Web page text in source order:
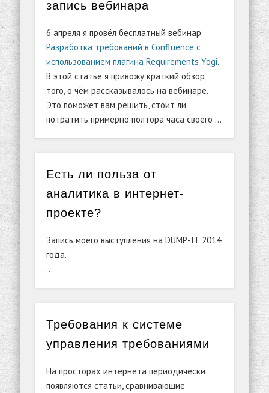
запись вебинара
6 апреля я провёл бесплатный вебинар
Разработка требований в Confluence с
использованием плагина Requirements Yogi.
В этой статье я привожу краткий обзор
того, о чём рассказывалось на вебинаре.
Это поможет вам решить, стоит ли
потратить примерно полтора часа своего …
Есть ли польза от
аналитика в интернет-
проекте?
Запись моего выступления на DUMP-IT 2014
года.
…
Требования к системе
управления требованиями
На просторах интернета периодически
появляются статьи, сравнивающие